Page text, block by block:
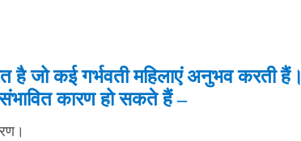
है जो कई गर्भवती महिलाएं अनुभव करती हैं।
कारण हो सकते हैं –